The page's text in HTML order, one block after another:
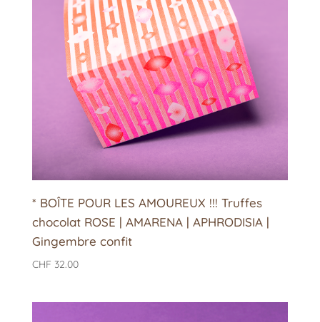
* BOÎTE POUR LES AMOUREUX !!! Truffes
chocolat ROSE | AMARENA | APHRODISIA |
Gingembre confit
CHF 32.00